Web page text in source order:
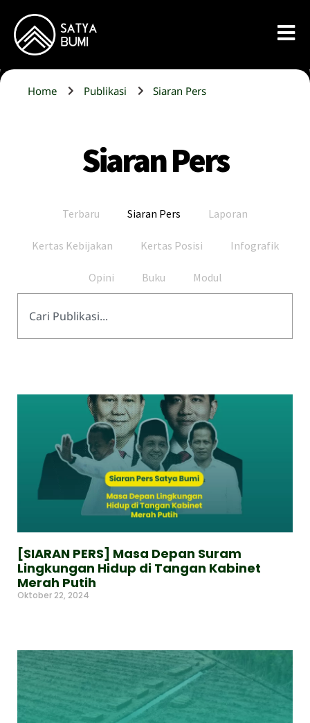
Home Publikasi Siaran Pers
Siaran Pers
Terbaru Siaran Pers Laporan
Kertas Kebijakan Kertas Posisi Infografik
Opini Buku Modul
[SIARAN PERS] Masa Depan Suram
Lingkungan Hidup di Tangan Kabinet
Merah Putih
Oktober 22, 2024